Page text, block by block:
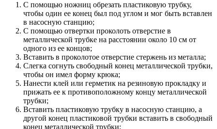
С помощью ножниц обрезать пластиковую трубку,
чтобы один ее конец был под углом и мог быть вставлен
в насосную станцию;
С помощью отвертки проколоть отверстие в
металлической трубке на расстоянии около 10 см от
одного из ее концов;
Вставить в проколотое отверстие стержень из металла;
Слегка согнуть свободный конец металлической трубки,
чтобы он имел форму крюка;
Нанести клей или герметик на резиновую прокладку и
прижать ее к противоположному концу металлической
трубки;
Вставить пластиковую трубку в насосную станцию, а
другой конец пластиковой трубки вставить в свободный
конец металлической трубки;